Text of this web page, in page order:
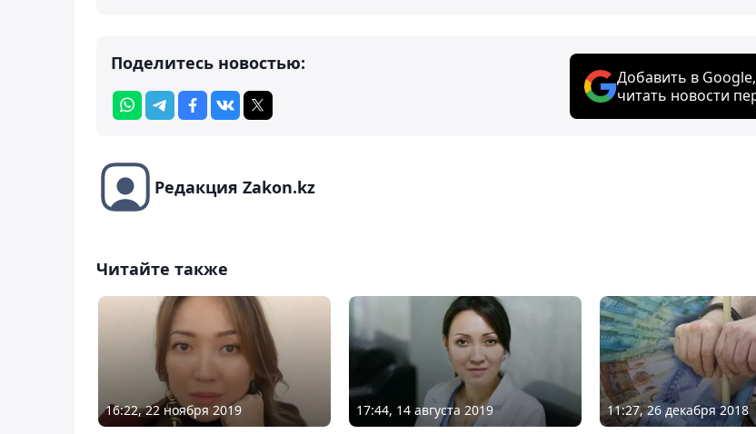
Поделитесь новостью:
Добавить в
читать новости
Редакция Zakon.kz
Читайте также
16:22, 22 ноября 2019 17:44, 14 августа 2019 11:27, 26 декабря 2018